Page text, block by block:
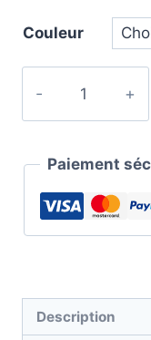
Couleur
Paiement
Description